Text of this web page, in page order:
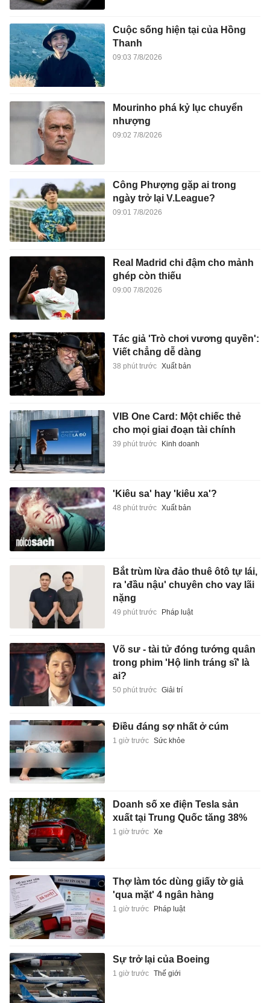
Cuộc sống hiện tại của Hồng
Thanh
09:03 7/8/2026
Mourinho phá kỷ lục chuyển
nhượng
09:02 7/8/2026
Công Phượng gặp ai trong
ngày trở lại V.League?
09:01 7/8/2026
Real Madrid chi đậm cho mảnh
ghép còn thiếu
09:00 7/8/2026
Tác giả 'Trò chơi vương quyền':
Viết chẳng dễ dàng
38 phút trước Xuất bản
VIB One Card: Một chiếc thẻ
cho mọi giai đoạn tài chính
39 phút trước Kinh doanh
'Kiêu sa' hay 'kiêu xa'?
48 phút trước Xuất bản
Bắt trùm lừa đảo thuê ôtô tự lái,
ra 'đầu nậu' chuyên cho vay lãi
nặng
49 phút trước Pháp luật
Võ sư - tài tử đóng tướng quân
trong phim 'Hộ linh tráng sĩ' là
ai?
50 phút trước Giải trí
Điều đáng sợ nhất ở cúm
1 giờ trước Sức khỏe
Doanh số xe điện Tesla sản
xuất tại Trung Quốc tăng 38%
1 giờ trước Xe
Thợ làm tóc dùng giấy tờ giả
'qua mặt' 4 ngân hàng
1 giờ trước Pháp luật
Sự trở lại của Boeing
1 giờ trước Thế giới